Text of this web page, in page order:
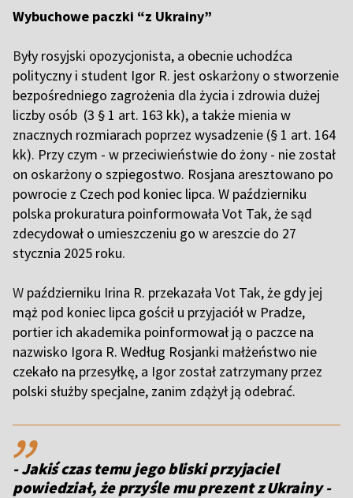
Wybuchowe paczki “z Ukrainy”
Były rosyjski opozycjonista, a obecnie uchodźca
polityczny i student Igor R. jest oskarżony o stworzenie
bezpośredniego zagrożenia dla życia i zdrowia dużej
liczby osób (3 § 1 art. 163 kk), a także mienia w
znacznych rozmiarach poprzez wysadzenie (§ 1 art. 164
kk). Przy czym - w przeciwieństwie do żony - nie został
on oskarżony o szpiegostwo. Rosjana aresztowano po
powrocie z Czech pod koniec lipca. W październiku
polska prokuratura poinformowała Vot Tak, że sąd
zdecydował o umieszczeniu go w areszcie do 27
stycznia 2025 roku.
W październiku Irina R. przekazała Vot Tak, że gdy jej
mąż pod koniec lipca gościł u przyjaciół w Pradze,
portier ich akademika poinformował ją o paczce na
nazwisko Igora R. Według Rosjanki małżeństwo nie
czekało na przesyłkę, a Igor został zatrzymany przez
polski służby specjalne, zanim zdążył ją odebrać.
,,
- Jakiś czas temu jego bliski przyjaciel
powiedział, że przyśle mu prezent z Ukrainy -